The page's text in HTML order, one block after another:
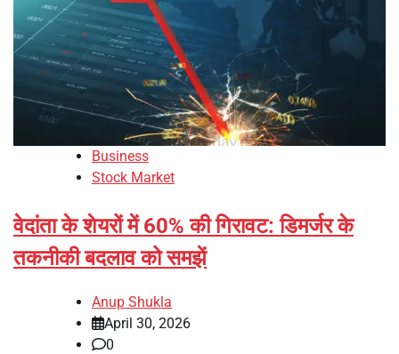
Business
Stock Market
वेदांता के शेयरों में 60% की गिरावट: डिमर्जर के
तकनीकी बदलाव को समझें
Anup Shukla
April 30, 2026
0